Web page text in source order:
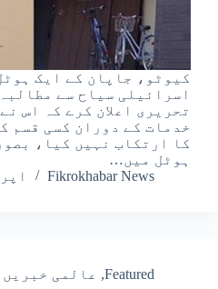
کیوٹو، جاپان کے ایک
اسرائیلی سیاح سے
تحریری اعلان کرے کہ اس
خدمات کے دوران کسی قسم
کا ارتکاب نہیں کیا،
ہوٹل میں…
Fikrokhabar News
اپریل
Featured
, عالمی خبریں